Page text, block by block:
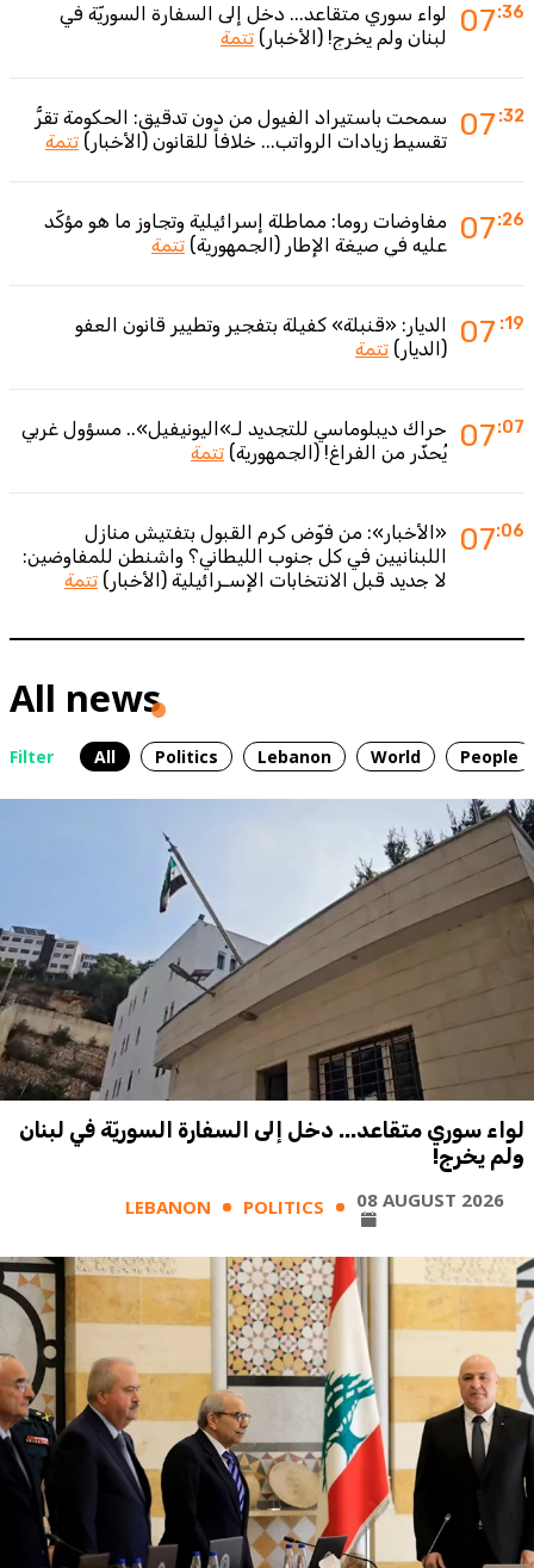
07:36
لواء سوري متقاعد... دخل إلى السفارة السوريّة في
لبنان ولم يخرج! (الأخبار) تتمة
07 :32
سمحت باستيراد الفيول من دون تدقيق: الحكومة تقرُّ
تقسيط زيادات الرواتب... خلافاً للقانون (الأخبار) تتمة
07:26
مفاوضات روما: مماطلة إسرائيلية وتجاوز ما هو مؤكّد
عليه في صيغة الإطار (الجمهورية) تتمة
07 :19
الديار: «قنبلة» كفيلة بتفجير وتطيير قانون العفو
(الديار) تتمة
07:07
حراك ديبلوماسي للتجديد لـ»اليونيفيل».. مسؤول غربي
يُحذّر من الفراغ! (الجمهورية) تتمة
07:06
«الأخبار»: من فوّض كرم القبول بتفتيش منازل
اللبنانيين في كل جنوب الليطاني؟ واشنطن للمفاوضين:
لا جديد قبل الانتخابات الإسـرائيلية (الأخبار) تتمة
All news
Filter All Politics Lebanon World People
لواء سوري متقاعد... دخل إلى السفارة السوريّة في لبنان
ولم يخرج!
LEBANON POLITICS 08 AUGUST 2026